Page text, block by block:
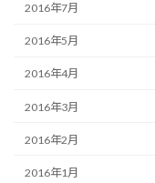
2016年7月
2016年5月
2016年4月
2016年3月
2016年2月
2016年1月